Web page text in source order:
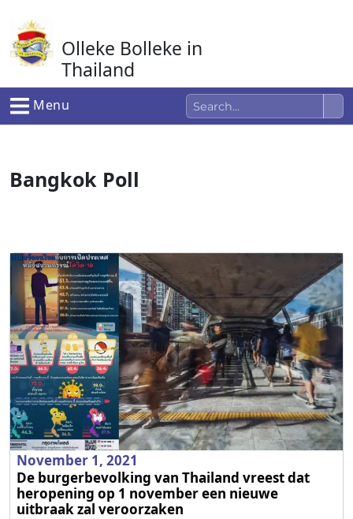
naar
de
inhoud
Olleke Bolleke in
Thailand
In Thailand
Menu
Bangkok Poll
November 1, 2021
De burgerbevolking van Thailand vreest dat
heropening op 1 november een nieuwe
uitbraak zal veroorzaken